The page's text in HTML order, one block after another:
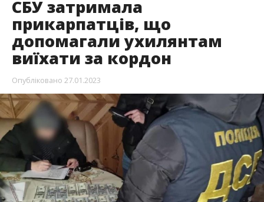
СБУ затримала
прикарпатців, що
допомагали ухилянтам
виїхати за кордон
Опубліковано 27.01.2023